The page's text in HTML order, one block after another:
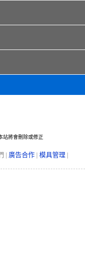
站將會刪除或修正
| 廣告合作 | 模具管理 |